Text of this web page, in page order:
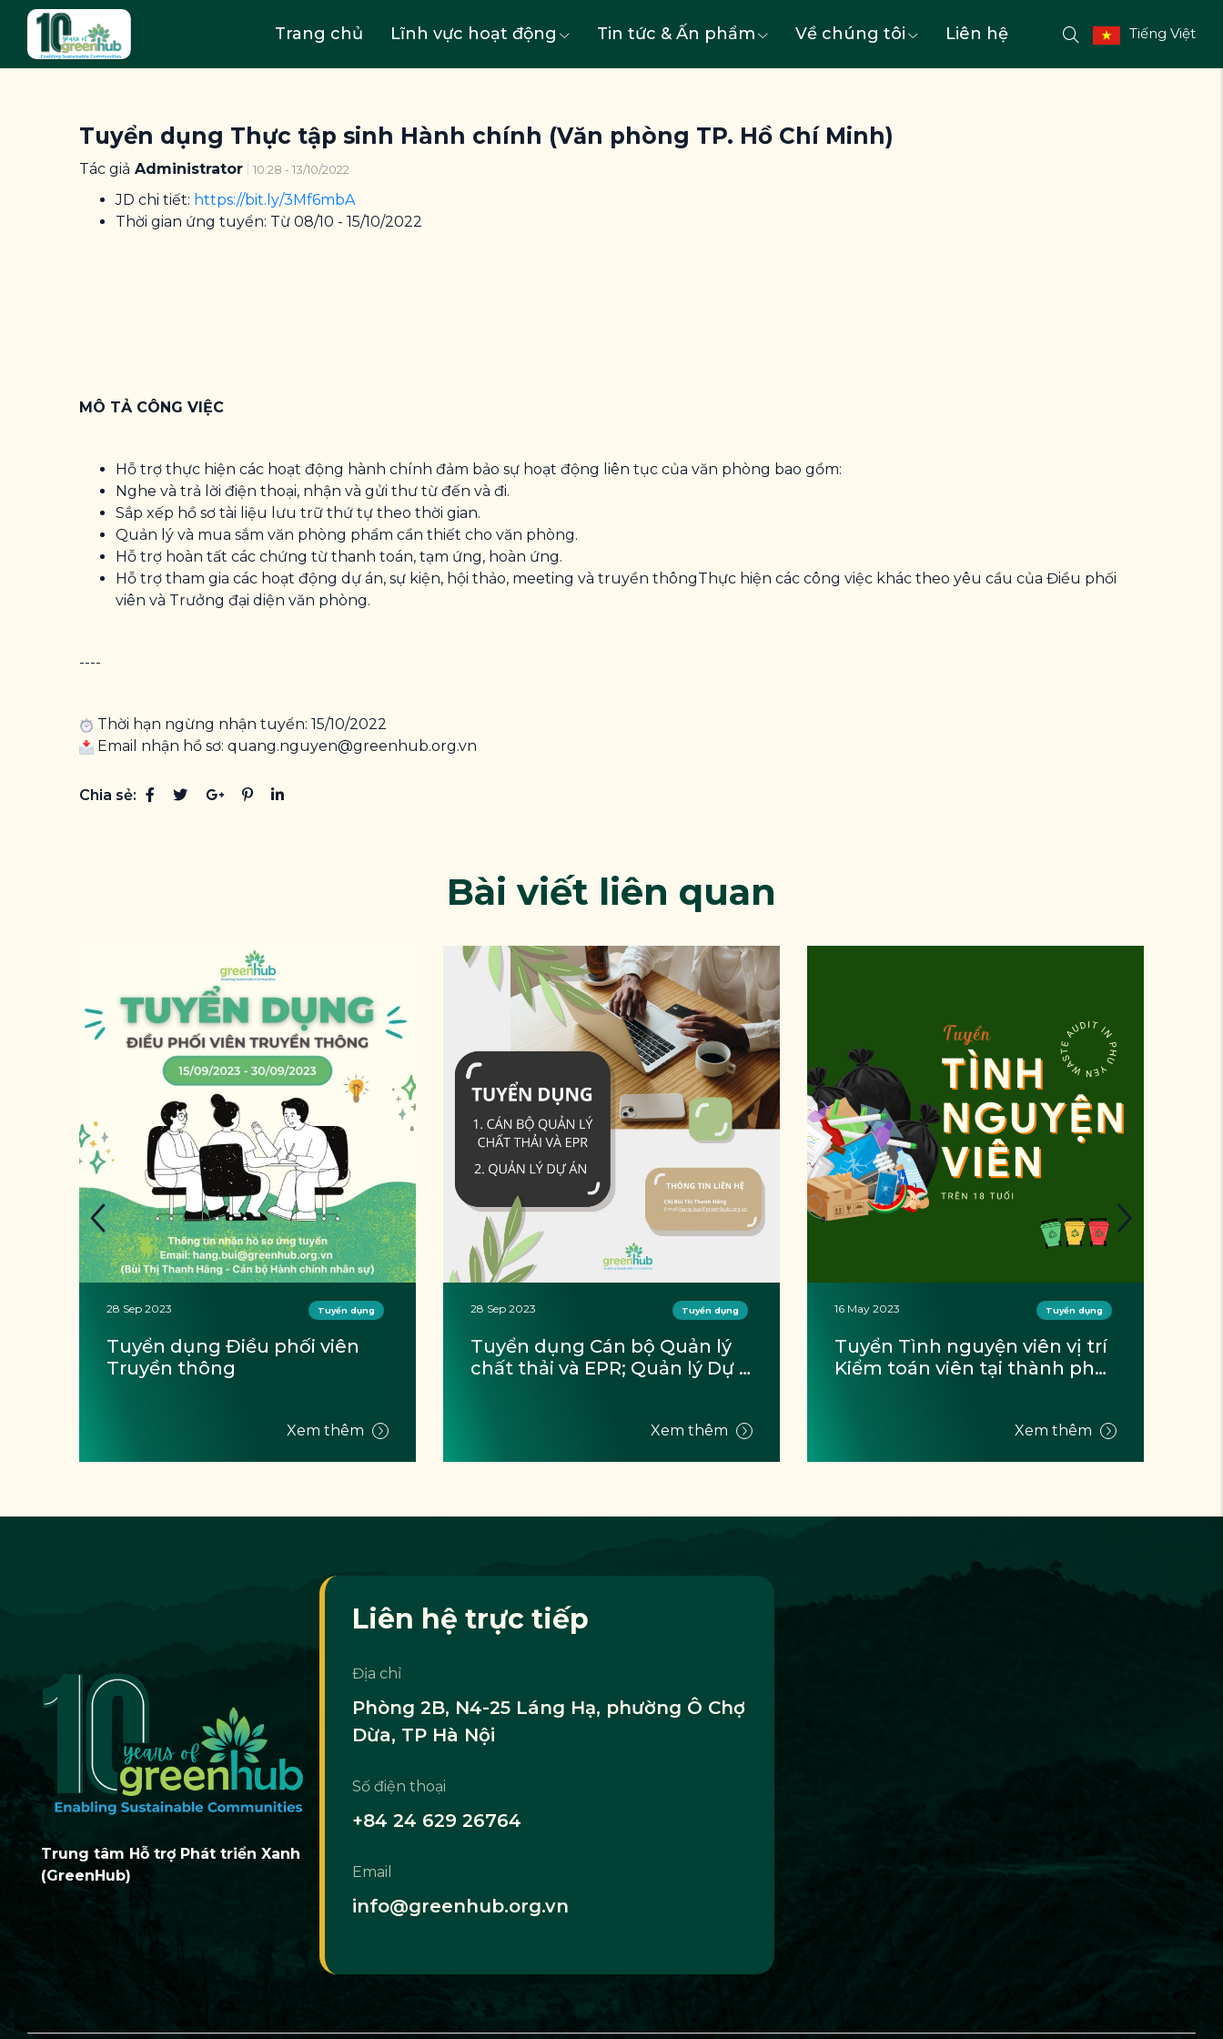
Trang chủ Lĩnh vực hoạt động Tin tức & Ấn phẩm Về chúng tôi Liên hệ Tiếng Việt
Tuyển dụng Thực tập sinh Hành chính (Văn phòng TP. Hồ Chí Minh)
Tác giả Administrator 10:28 - 13/10/2022
JD chi tiết: https://bit.ly/3Mf6mbA
Thời gian ứng tuyển: Từ 08/10 - 15/10/2022
MÔ TẢ CÔNG VIỆC
Hỗ trợ thực hiện các hoạt động hành chính đảm bảo sự hoạt động liên tục của văn phòng bao gồm:
Nghe và trả lời điện thoại, nhận và gửi thư từ đến và đi.
Sắp xếp hồ sơ tài liệu lưu trữ thứ tự theo thời gian.
Quản lý và mua sắm văn phòng phẩm cần thiết cho văn phòng.
Hỗ trợ hoàn tất các chứng từ thanh toán, tạm ứng, hoàn ứng.
Hỗ trợ tham gia các hoạt động dự án, sự kiện, hội thảo, meeting và truyền thôngThực hiện các công việc khác theo yêu cầu của Điều phối
viên và Trưởng đại diện văn phòng.
----
Thời hạn ngừng nhận tuyển: 15/10/2022
Email nhận hồ sơ: quang.nguyen@greenhub.org.vn
Chia sẻ:
Bài viết liên quan
28 Sep 2023 Tuyển dụng
Tuyển dụng Cán bộ Quản lý
chất thải và EPR; Quản lý Dự
Xem thêm
16 May 2023 Tuyển dụng
Tuyển Tình nguyện viên vị trí
Kiểm toán viên tại thành phố
Xem thêm
24 Apr 2023 Tuyển dụng
Tuyển dụng Tình nguyện
viên Truyền thông
Xem thêm
Trung tâm Hỗ trợ Phát triển Xanh
(GreenHub)
Liên hệ trực tiếp
Địa chỉ
Phòng 2B, N4-25 Láng Hạ, phường Ô Chợ
Dừa, TP Hà Nội
Số điện thoại
+84 24 629 26764
Email
info@greenhub.org.vn